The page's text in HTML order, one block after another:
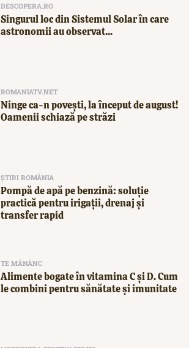
DESCOPERA.RO
Singurul loc din Sistemul Solar în care
astronomii au observat...
ROMANIATV.NET
Ninge ca-n povești, la început de august!
Oamenii schiază pe străzi
ȘTIRI ROMÂNIA
Pompă de apă pe benzină: soluție
practică pentru irigații, drenaj și
transfer rapid
TE MĂNÂNC
Alimente bogate în vitamina C și D. Cum
le combini pentru sănătate și imunitate